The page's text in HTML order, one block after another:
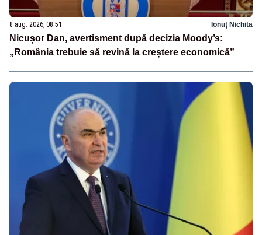
8 aug. 2026, 08:51 Ionuț Nichita
Nicușor Dan, avertisment după decizia Moody’s:
„România trebuie să revină la creștere economică”